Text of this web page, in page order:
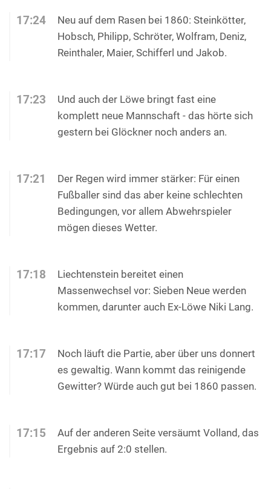
17:24
Neu auf dem Rasen bei 1860: Steinkötter,
Hobsch, Philipp, Schröter, Wolfram, Deniz,
Reinthaler, Maier, Schifferl und Jakob.
17:23
Und auch der Löwe bringt fast eine
komplett neue Mannschaft - das hörte sich
gestern bei Glöckner noch anders an.
17:21
Der Regen wird immer stärker: Für einen
Fußballer sind das aber keine schlechten
Bedingungen, vor allem Abwehrspieler
mögen dieses Wetter.
17:18
Liechtenstein bereitet einen
Massenwechsel vor: Sieben Neue werden
kommen, darunter auch Ex-Löwe Niki Lang.
17:17
Noch läuft die Partie, aber über uns donnert
es gewaltig. Wann kommt das reinigende
Gewitter? Würde auch gut bei 1860 passen.
17:15
Auf der anderen Seite versäumt Volland, das
Ergebnis auf 2:0 stellen.